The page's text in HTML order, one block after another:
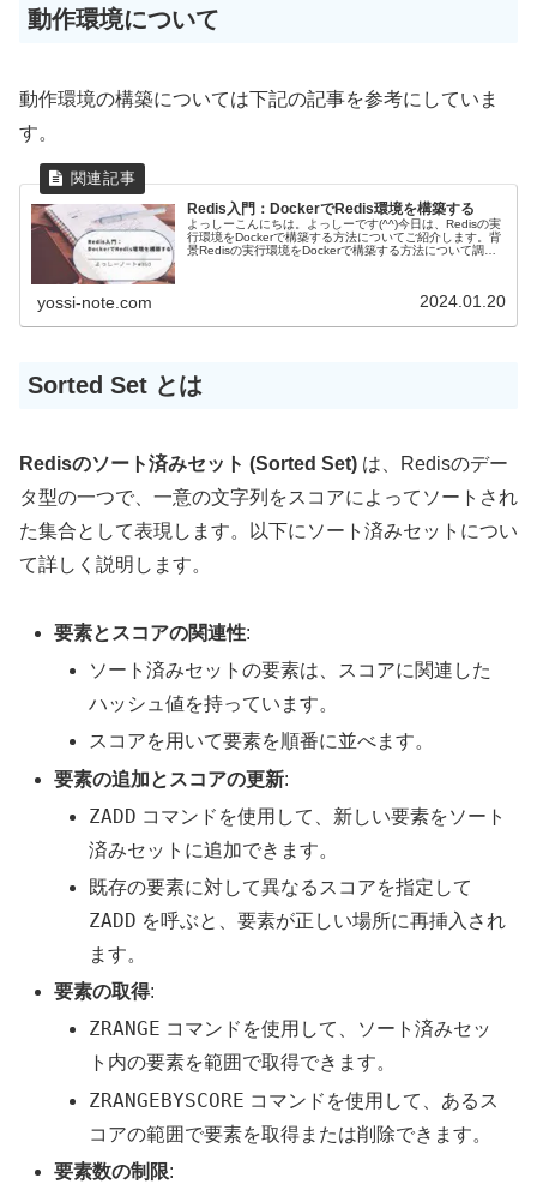
動作環境について
動作環境の構築については下記の記事を参考にしていま
す。
Redis入門：DockerでRedis環境を構築する
よっしーこんにちは。よっしーです(^^)今日は、Redisの実
行環境をDockerで構築する方法についてご紹介します。背
景Redisの実行環境をDockerで構築する方法について調査
yossi-note.com 2024.01.20
Sorted Set とは
Redisのソート済みセット (Sorted Set) は、Redisのデー
タ型の一つで、一意の文字列をスコアによってソートされ
た集合として表現します。以下にソート済みセットについ
て詳しく説明します。
要素とスコアの関連性:
ソート済みセットの要素は、スコアに関連した
ハッシュ値を持っています。
スコアを用いて要素を順番に並べます。
要素の追加とスコアの更新:
ZADD コマンドを使用して、新しい要素をソート
済みセットに追加できます。
既存の要素に対して異なるスコアを指定して
ZADD を呼ぶと、要素が正しい場所に再挿入され
ます。
要素の取得:
ZRANGE コマンドを使用して、ソート済みセッ
ト内の要素を範囲で取得できます。
ZRANGEBYSCORE コマンドを使用して、あるス
コアの範囲で要素を取得または削除できます。
要素数の制限: